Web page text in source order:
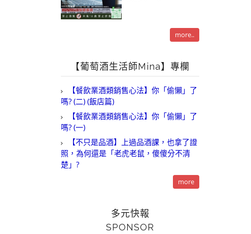
more..
【葡萄酒生活師Mina】專欄
【餐飲業酒類銷售心法】你「偷懶」了
嗎? (二) (飯店篇)
【餐飲業酒類銷售心法】你「偷懶」了
嗎? (一)
【不只是品酒】上過品酒課，也拿了證
照，為何還是「老虎老鼠，傻傻分不清
楚」?
more
多元快報
SPONSOR